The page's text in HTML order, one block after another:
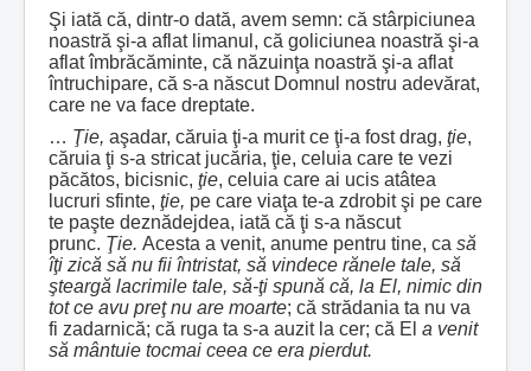
Şi iată că, dintr-o dată, avem semn: că stârpiciunea
noastră şi-a aflat limanul, că goliciunea noastră şi-a
aflat îmbrăcăminte, că năzuinţa noastră şi-a aflat
întruchipare, că s-a născut Domnul nostru adevărat,
care ne va face dreptate.
… Ţie, aşadar, căruia ţi-a murit ce ţi-a fost drag, ţie,
căruia ţi s-a stricat jucăria, ţie, celuia care te vezi
păcătos, bicisnic, ţie, celuia care ai ucis atâtea
lucruri sfinte, ţie, pe care viaţa te-a zdrobit şi pe care
te paşte deznădejdea, iată că ţi s-a născut
prunc. Ţie. Acesta a venit, anume pentru tine, ca să
îţi zică să nu fii întristat, să vindece rănele tale, să
şteargă lacrimile tale, să-ţi spună că, la El, nimic din
tot ce avu preţ nu are moarte; că strădania ta nu va
fi zadarnică; că ruga ta s-a auzit la cer; că El a venit
să mântuie tocmai ceea ce era pierdut.